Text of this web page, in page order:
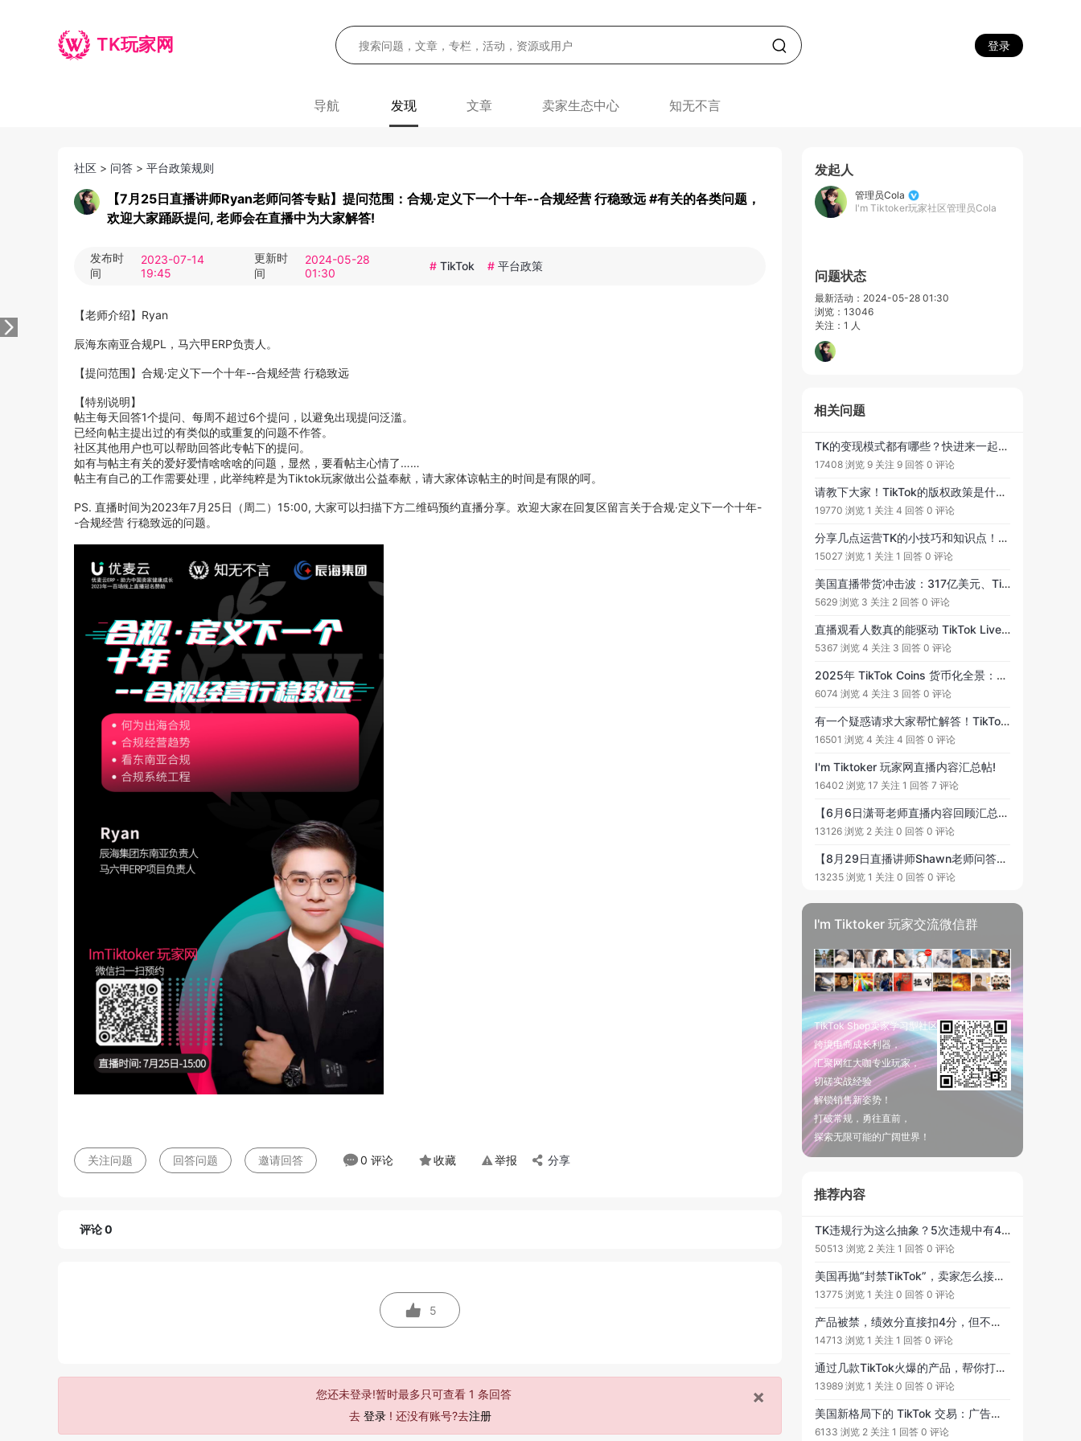
TK玩家网 登录
导航 发现 文章 卖家生态中心 知无不言
社区 > 问答 > 平台政策规则
【7月25日直播讲师Ryan老师问答专贴】提问范围：合规·定义下一个十年--合规经营 行稳致远 #有关的各类问题，
欢迎大家踊跃提问, 老师会在直播中为大家解答!
发布时
间
2023-07-14
19:45
更新时
间
2024-05-28
01:30
# TikTok # 平台政策
【老师介绍】Ryan
辰海东南亚合规PL，马六甲ERP负责人。
【提问范围】合规·定义下一个十年--合规经营 行稳致远
【特别说明】
帖主每天回答1个提问、每周不超过6个提问，以避免出现提问泛滥。
已经向帖主提出过的有类似的或重复的问题不作答。
社区其他用户也可以帮助回答此专帖下的提问。
如有与帖主有关的爱好爱情啥啥啥的问题，显然，要看帖主心情了……
帖主有自己的工作需要处理，此举纯粹是为Tiktok玩家做出公益奉献，请大家体谅帖主的时间是有限的呵。
PS. 直播时间为2023年7月25日（周二）15:00, 大家可以扫描下方二维码预约直播分享。欢迎大家在回复区留言关于合规·定义下一个十年-
-合规经营 行稳致远的问题。
关注问题 回答问题 邀请回答 0 评论 收藏 举报 分享
评论 0
5
×
您还未登录!暂时最多只可查看 1 条回答
去 登录 ! 还没有账号?去注册
发起人
管理员Cola
I'm Tiktoker玩家社区管理员Cola
问题状态
最新活动：2024-05-28 01:30
浏览：13046
关注：1 人
相关问题
TK的变现模式都有哪些？快进来一起交流讨论！希望大家可以一起补充补充。目前较为主流的变现模式为TK电商、直播带货、服务商三大类，而其中又有的玩家都属于这三类的。
17408 浏览 9 关注 9 回答 0 评论
请教下大家！TikTok的版权政策是什么？怎样会被认为是侵权了呢？搬运视频的话会不会被告
19770 浏览 1 关注 4 回答 0 评论
分享几点运营TK的小技巧和知识点！欢迎大家一起补充交流！
15027 浏览 1 关注 1 回答 0 评论
美国直播带货冲击波：317亿美元、TikTok成关键增长入口，跨平台协作成趋势
5629 浏览 3 关注 2 回答 0 评论
直播观看人数真的能驱动 TikTok Live Commerce 吗？2025 品牌该如何通过观众量提升信任和销售？
5367 浏览 4 关注 3 回答 0 评论
2025年 TikTok Coins 货币化全景：合规赚币和直播带货的5个落地要点
6074 浏览 4 关注 3 回答 0 评论
有一个疑惑请求大家帮忙解答！TikTok账号可以直接更换网络IP以此去更换账号的所在地吗？
16501 浏览 4 关注 4 回答 0 评论
I'm Tiktoker 玩家网直播内容汇总帖!
16402 浏览 17 关注 1 回答 7 评论
【6月6日潇哥老师直播内容回顾汇总】TikTok珠宝类目直播，如何做到场均过万美金。一、TikTok原创账号运营。二、TikTok直播的核心逻辑以及直播的主要要素。
13126 浏览 2 关注 0 回答 0 评论
【8月29日直播讲师Shawn老师问答专贴】提问范围：TikTok东南亚卖家如何借力本土达人打造爆品 #有关的各类问题，欢迎大家踊跃提问, 老师会在直播中为大家解答!
13235 浏览 1 关注 0 回答 0 评论
I'm Tiktoker 玩家交流微信群
TikTok Shop卖家学习型社区
跨境电商成长利器，
汇聚网红大咖专业玩家，
切磋实战经验
解锁销售新姿势！
打破常规，勇往直前，
探索无限可能的广阔世界！
推荐内容
TK违规行为这么抽象？5次违规中有4次我都看不懂，现在因为违规分数达到了24分被封，求解决方法！
50513 浏览 2 关注 1 回答 0 评论
美国再抛“封禁TikTok”，卖家怎么接招 ？
13775 浏览 1 关注 0 回答 0 评论
产品被禁，绩效分直接扣4分，但不知道具体哪里不对要被禁，有人遇到这种情况吗
14713 浏览 1 关注 1 回答 0 评论
通过几款TikTok火爆的产品，帮你打开POD定制的选品新思路
13989 浏览 1 关注 0 回答 0 评论
美国新格局下的 TikTok 交易：广告生态、数据控制与跨境电商的新玩法
6133 浏览 2 关注 1 回答 0 评论